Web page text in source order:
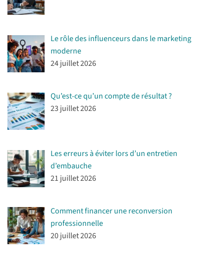
Le rôle des influenceurs dans le marketing
moderne
24 juillet 2026
Qu’est-ce qu’un compte de résultat ?
23 juillet 2026
Les erreurs à éviter lors d’un entretien
d’embauche
21 juillet 2026
Comment financer une reconversion
professionnelle
20 juillet 2026